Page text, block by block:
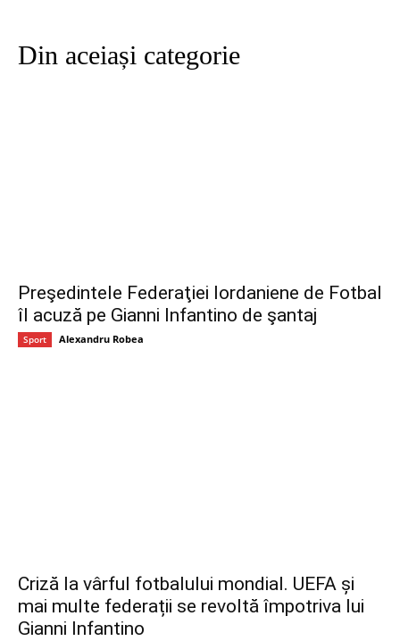
Din aceiași categorie
Preşedintele Federaţiei Iordaniene de Fotbal
îl acuză pe Gianni Infantino de şantaj
Sport Alexandru Robea
Criză la vârful fotbalului mondial. UEFA și
mai multe federații se revoltă împotriva lui
Gianni Infantino